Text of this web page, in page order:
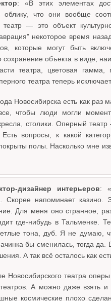
: «В этих элементах
облику, что они вообще
— это объект
некоторое время
которые могут быть
объекта в виде,
театра, цветовая
театра теперь
Новосибирска есть как раз
чтобы люди могли
столики. Оперный
вопросы, к какой
полы. Насколько мне
дизайнер интерьеров:
Скорее напоминает
Для меня оно странное,
где-нибудь в Тальменке.
тона, дуб. Я не думаю,
бы сменилась, тогда
А так всё осталось как
Новосибирского театра
А можно даже взять
космические плохо